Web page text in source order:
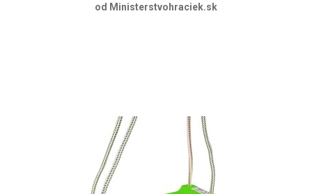
od Ministerstvohraciek.sk